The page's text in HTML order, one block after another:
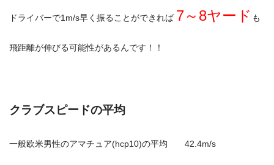
ドライバーで1m/s早く振ることができれば 7～8ヤード も
飛距離が伸びる可能性があるんです！！
クラブスピードの平均
一般欧米男性のアマチュア(hcp10)の平均 42.4m/s